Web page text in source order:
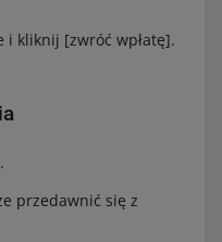
i kliknij [zwróć wpłatę].
przedawnić się z